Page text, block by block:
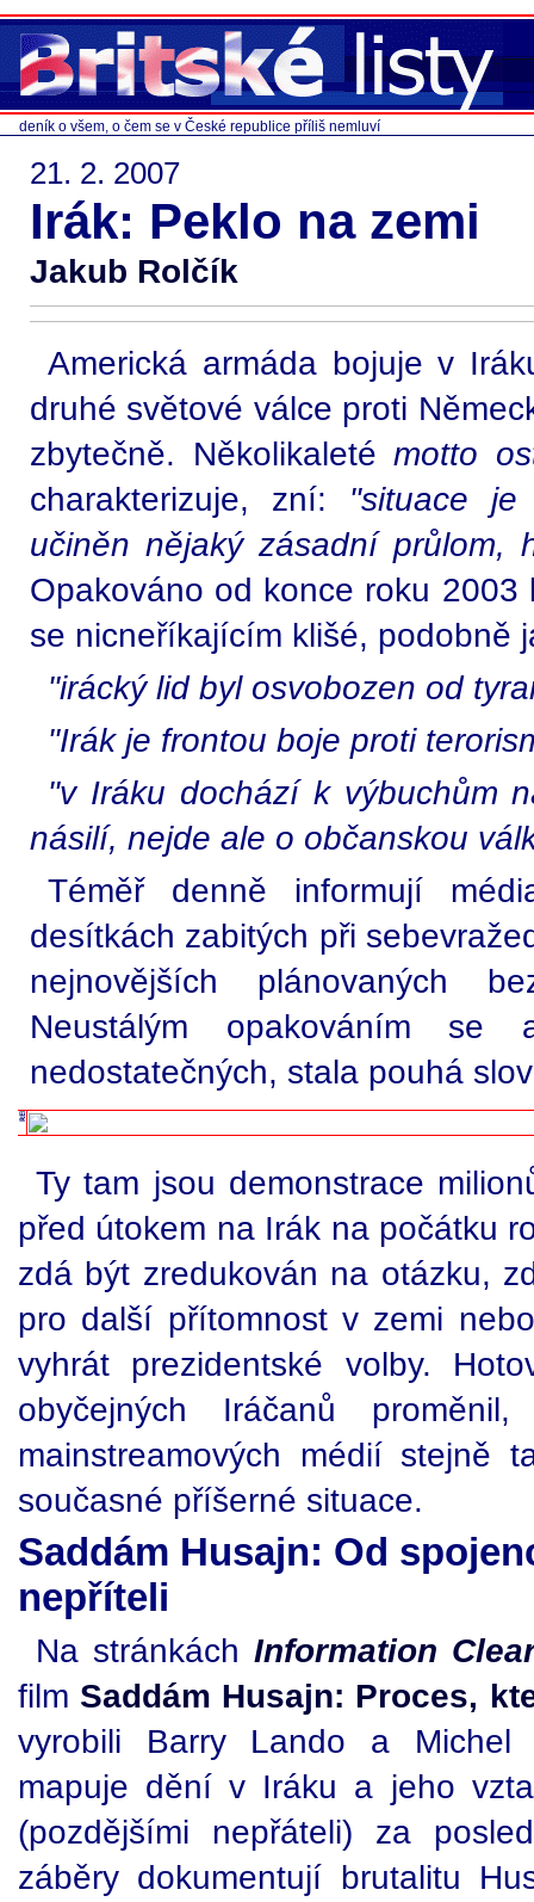
deník o všem, o čem se v České republice příliš nemluví
21. 2. 2007
Irák: Peklo na zemi
Jakub Rolčík
Americká armáda bojuje v
druhé světové válce proti
zbytečně. Několikaletémotto
charakterizuje, zní: "situace
učiněn nějaký zásadní průlom,
Opakováno od konce roku
se nicneříkajícím klišé, podobně
"irácký lid byl osvobozen od
"Irák je frontou boje proti
"v Iráku dochází k výbuchům
násilí, nejde ale o občanskou
Téměř denně informují
desítkách zabitých při
nejnovějších plánovaných
Neustálým opakováním
nedostatečných, stala pouhá
Ty tam jsou demonstrace
před útokem na Irák na počátku
zdá být zredukován na otázku,
pro další přítomnost v zemi
vyhrát prezidentské volby.
obyčejných Iráčanů
mainstreamových médií stejně
současné příšerné situace.
Saddám Husajn: Od
nepříteli
Na stránkách Information
film Saddám Husajn: Proces,
vyrobili Barry Lando a Michel
mapuje dění v Iráku a jeho
(pozdějšími nepřáteli) za
záběry dokumentují brutalitu